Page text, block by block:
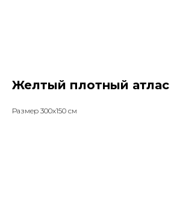
Желтый плотный атлас
Размер 300х150 см